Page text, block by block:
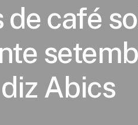
de café
Abics